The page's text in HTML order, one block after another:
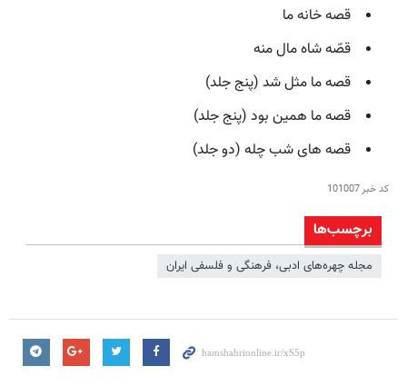
قصه خانه ما
قصّه شاه مال منه
قصه ما مثل شد (پنج جلد)
قصه ما همین بود (پنج جلد)
قصه های شب چله (دو جلد)
کد خبر101007
برچسب‌ها
مجله چهره‌های ادبی، فرهنگی و فلسفی ایران